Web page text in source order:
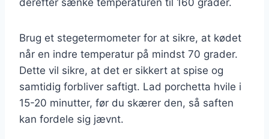
Brug et stegetermometer for at sikre, at kødet
når en indre temperatur på mindst 70 grader.
Dette vil sikre, at det er sikkert at spise og
samtidig forbliver saftigt. Lad porchetta hvile i
15-20 minutter, før du skærer den, så saften
kan fordele sig jævnt.